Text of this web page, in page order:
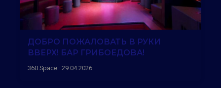
ДОБРО ПОЖАЛОВАТЬ В РУКИ
ВВЕРХ! БАР ГРИБОЕДОВА!
360 Space · 29.04.2026